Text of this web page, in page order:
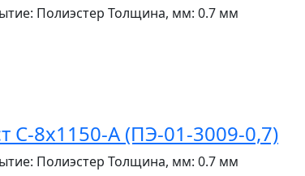
Полиэстер Толщина, мм: 0.7 мм
8x1150-A (ПЭ-01-3009-0,7)
Полиэстер Толщина, мм: 0.7 мм